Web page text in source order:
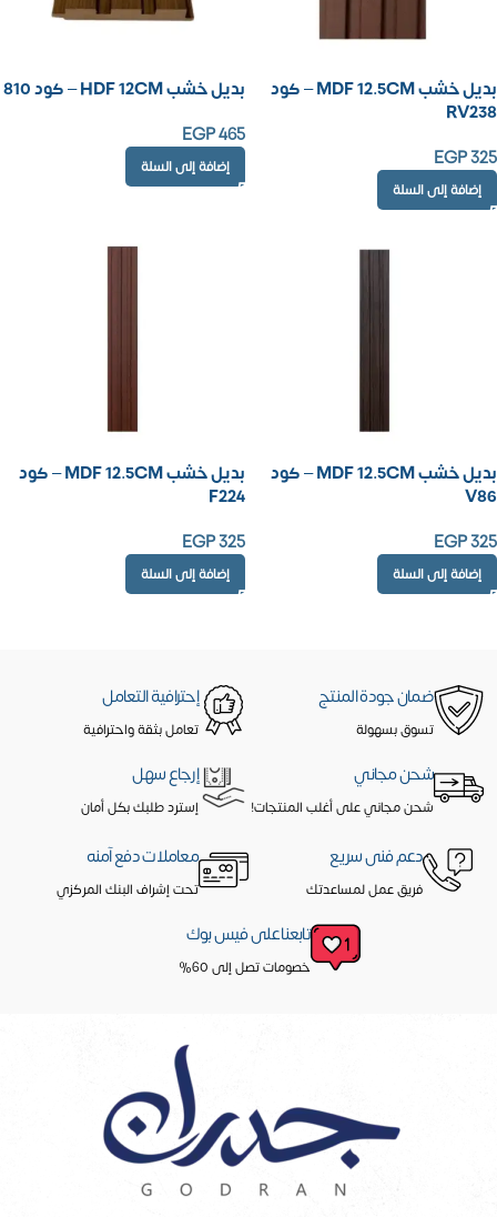
بديل خشب MDF 12.5CM – كود
RV238
EGP325
إضافة إلى السلة
بديل خشب HDF 12CM – كود 810
EGP465
إضافة إلى السلة
بديل خشب MDF 12.5CM – كود
V86
EGP325
إضافة إلى السلة
بديل خشب MDF 12.5CM – كود
F224
EGP325
إضافة إلى السلة
ضمان جودة المنتج
تسوق بسهولة
إحترافية التعامل
تعامل بثقة واحترافية
شحن مجاني
شحن مجاني على أغلب المنتجات!
إرجاع سهل
إسترد طلبك بكل أمان
دعم فنى سريع
فريق عمل لمساعدتك
معاملات دفع آمنه
تحت إشراف البنك المركزي
تابعنا على فيس بوك
خصومات تصل إلى 60%